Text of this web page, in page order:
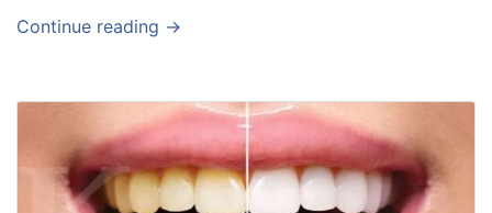
Continue reading →